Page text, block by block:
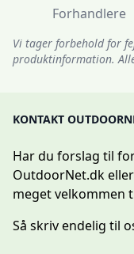
Forhandlere
Vi tager forbehold for
produktinformation.
KONTAKT
Har du forslag til
OutdoorNet.dk
meget velkommen
Så skriv endelig til